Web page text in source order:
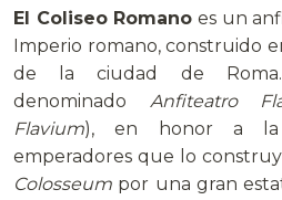
El Coliseo Romano es un
Imperio romano, construido
de la ciudad de Roma.
denominado Anfiteatro
Flavium), en honor a la
emperadores que lo
Colosseum por una gran